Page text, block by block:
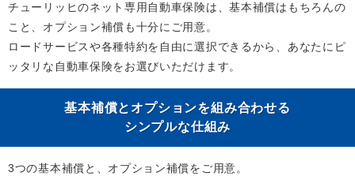
チューリッヒのネット専用自動車保険は、基本補償はもちろんの
こと、オプション補償も十分にご用意。
ロードサービスや各種特約を自由に選択できるから、あなたにピ
ッタリな自動車保険をお選びいただけます。
基本補償とオプションを組み合わせる
シンプルな仕組み
3つの基本補償と、オプション補償をご用意。